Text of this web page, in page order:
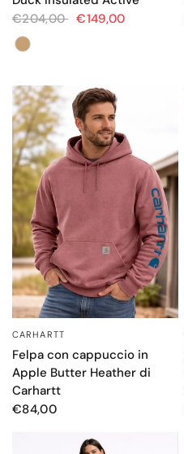
€204,00 €149,00
Colore
OCCHIATA VELOCE
CARHARTT
Felpa con cappuccio in
Apple Butter Heather di
Carhartt
€84,00